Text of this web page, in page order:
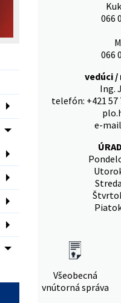
066
066
vedúci
Ing.
telefón: +421 57
e-
Všeobecná
vnútorná správa